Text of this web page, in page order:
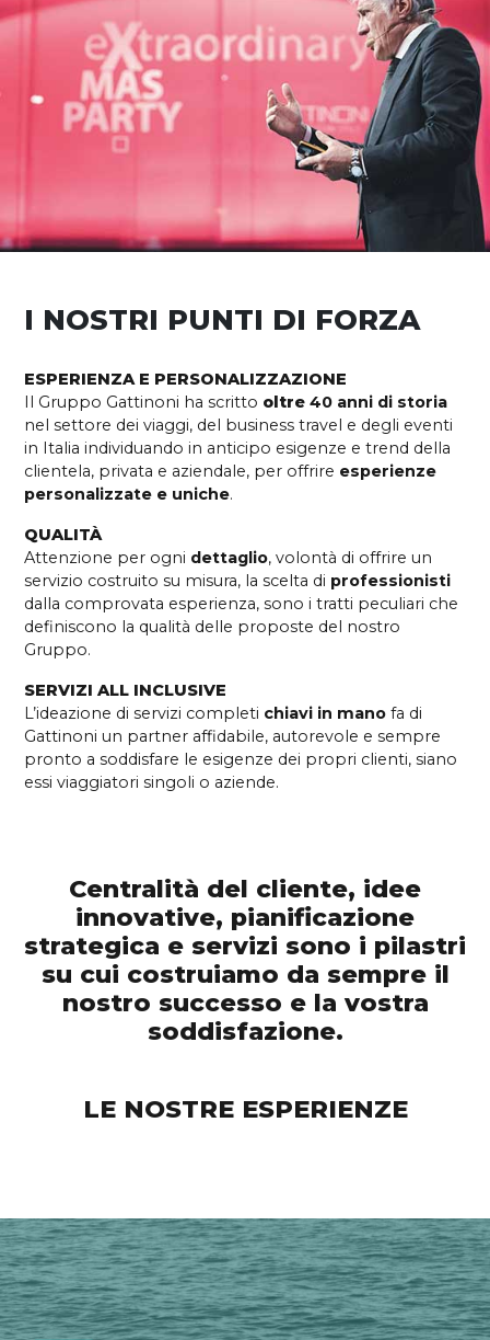
I NOSTRI PUNTI DI FORZA
ESPERIENZA E PERSONALIZZAZIONE
Il Gruppo Gattinoni ha scritto oltre 40 anni di storia
nel settore dei viaggi, del business travel e degli eventi
in Italia individuando in anticipo esigenze e trend della
clientela, privata e aziendale, per offrire esperienze
personalizzate e uniche.
QUALITÀ
Attenzione per ogni dettaglio, volontà di offrire un
servizio costruito su misura, la scelta di professionisti
dalla comprovata esperienza, sono i tratti peculiari che
definiscono la qualità delle proposte del nostro
Gruppo.
SERVIZI ALL INCLUSIVE
L’ideazione di servizi completi chiavi in manofa di
Gattinoni un partner affidabile, autorevole e sempre
pronto a soddisfare le esigenze dei propri clienti, siano
essi viaggiatori singoli o aziende.
Centralità del cliente, idee
innovative, pianificazione
strategica e servizi sono i pilastri
su cui costruiamo da sempre il
nostro successo e la vostra
soddisfazione.
LE NOSTRE ESPERIENZE